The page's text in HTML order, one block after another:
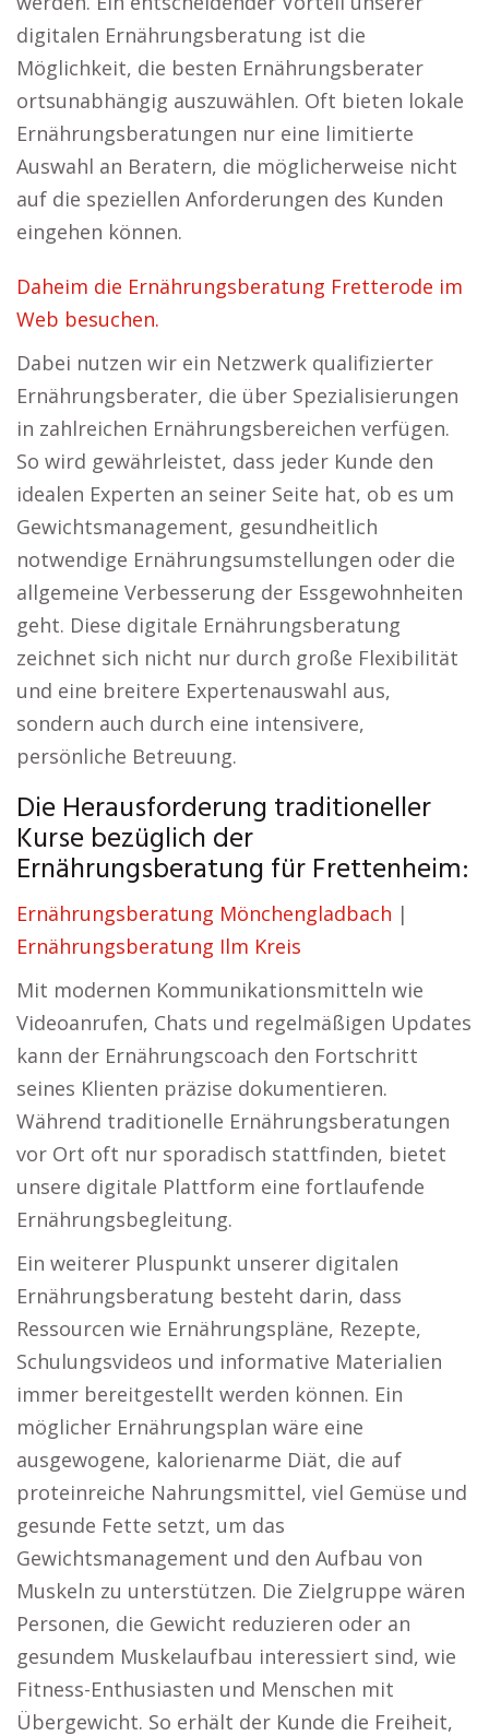
digitalen Ernährungsberatung ist die
Möglichkeit, die besten Ernährungsberater
ortsunabhängig auszuwählen. Oft bieten lokale
Ernährungsberatungen nur eine limitierte
Auswahl an Beratern, die möglicherweise nicht
auf die speziellen Anforderungen des Kunden
eingehen können.
Daheim die Ernährungsberatung Fretterode im
Web besuchen.
Dabei nutzen wir ein Netzwerk qualifizierter
Ernährungsberater, die über Spezialisierungen
in zahlreichen Ernährungsbereichen verfügen.
So wird gewährleistet, dass jeder Kunde den
idealen Experten an seiner Seite hat, ob es um
Gewichtsmanagement, gesundheitlich
notwendige Ernährungsumstellungen oder die
allgemeine Verbesserung der Essgewohnheiten
geht. Diese digitale Ernährungsberatung
zeichnet sich nicht nur durch große Flexibilität
und eine breitere Expertenauswahl aus,
sondern auch durch eine intensivere,
persönliche Betreuung.
Die Herausforderung traditioneller
Kurse bezüglich der
Ernährungsberatung für Frettenheim:
Ernährungsberatung Mönchengladbach |
Ernährungsberatung Ilm Kreis
Mit modernen Kommunikationsmitteln wie
Videoanrufen, Chats und regelmäßigen Updates
kann der Ernährungscoach den Fortschritt
seines Klienten präzise dokumentieren.
Während traditionelle Ernährungsberatungen
vor Ort oft nur sporadisch stattfinden, bietet
unsere digitale Plattform eine fortlaufende
Ernährungsbegleitung.
Ein weiterer Pluspunkt unserer digitalen
Ernährungsberatung besteht darin, dass
Ressourcen wie Ernährungspläne, Rezepte,
Schulungsvideos und informative Materialien
immer bereitgestellt werden können. Ein
möglicher Ernährungsplan wäre eine
ausgewogene, kalorienarme Diät, die auf
proteinreiche Nahrungsmittel, viel Gemüse und
gesunde Fette setzt, um das
Gewichtsmanagement und den Aufbau von
Muskeln zu unterstützen. Die Zielgruppe wären
Personen, die Gewicht reduzieren oder an
gesundem Muskelaufbau interessiert sind, wie
Fitness-Enthusiasten und Menschen mit
Übergewicht. So erhält der Kunde die Freiheit,